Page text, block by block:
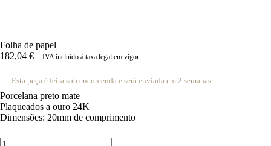
Folha de papel
182,04 € IVA incluído à taxa legal em vigor.
Esta peça é feita sob encomenda e será enviada em 2 semanas.
Porcelana preto mate
Plaqueados a ouro 24K
Dimensões: 20mm de comprimento
Quantidade